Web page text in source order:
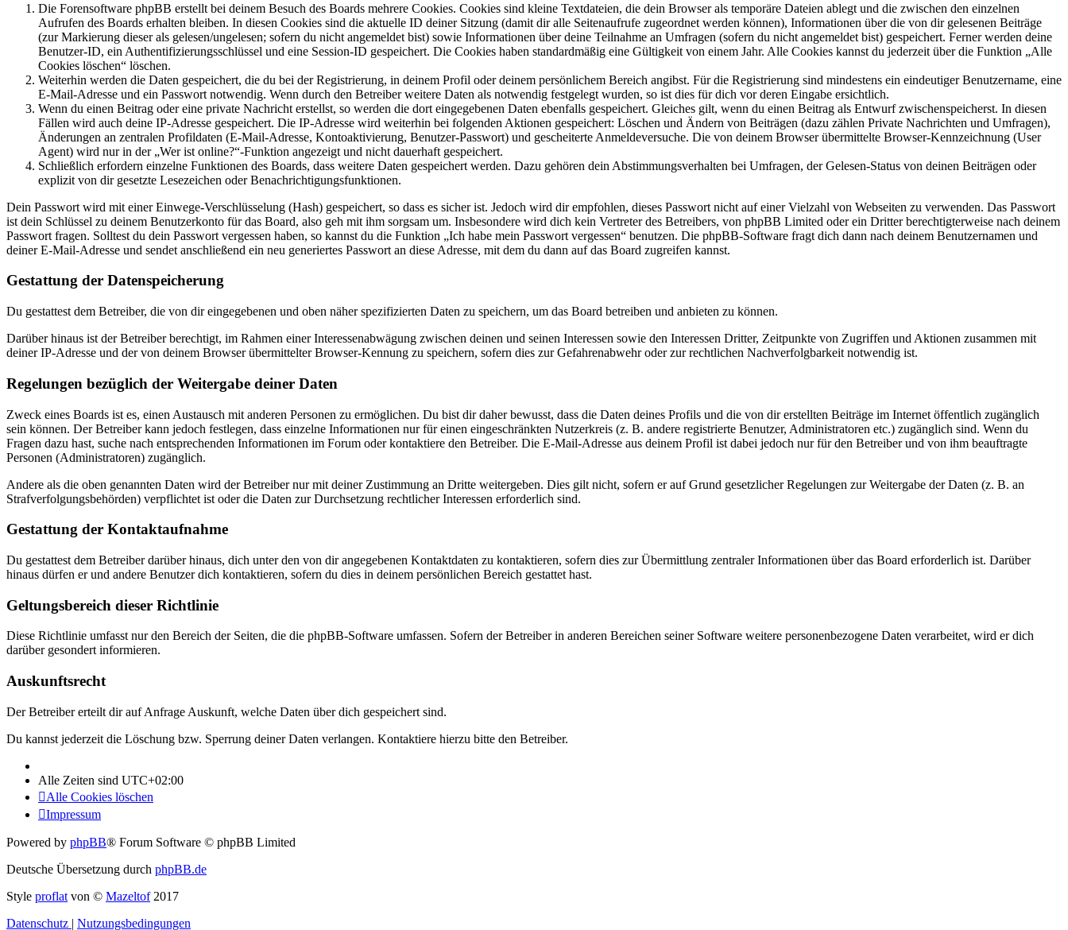
Die Forensoftware phpBB erstellt bei deinem Besuch des Boards mehrere Cookies. Cookies sind kleine Textdateien, die dein Browser als temporäre Dateien ablegt und die zwischen den einzelnen
Aufrufen des Boards erhalten bleiben. In diesen Cookies sind die aktuelle ID deiner Sitzung (damit dir alle Seitenaufrufe zugeordnet werden können), Informationen über die von dir gelesenen Beiträge
(zur Markierung dieser als gelesen/ungelesen; sofern du nicht angemeldet bist) sowie Informationen über deine Teilnahme an Umfragen (sofern du nicht angemeldet bist) gespeichert. Ferner werden deine
Benutzer-ID, ein Authentifizierungsschlüssel und eine Session-ID gespeichert. Die Cookies haben standardmäßig eine Gültigkeit von einem Jahr. Alle Cookies kannst du jederzeit über die Funktion „Alle
Cookies löschen“ löschen.
Weiterhin werden die Daten gespeichert, die du bei der Registrierung, in deinem Profil oder deinem persönlichem Bereich angibst. Für die Registrierung sind mindestens ein eindeutiger Benutzername, eine
E-Mail-Adresse und ein Passwort notwendig. Wenn durch den Betreiber weitere Daten als notwendig festgelegt wurden, so ist dies für dich vor deren Eingabe ersichtlich.
Wenn du einen Beitrag oder eine private Nachricht erstellst, so werden die dort eingegebenen Daten ebenfalls gespeichert. Gleiches gilt, wenn du einen Beitrag als Entwurf zwischenspeicherst. In diesen
Fällen wird auch deine IP-Adresse gespeichert. Die IP-Adresse wird weiterhin bei folgenden Aktionen gespeichert: Löschen und Ändern von Beiträgen (dazu zählen Private Nachrichten und Umfragen),
Änderungen an zentralen Profildaten (E-Mail-Adresse, Kontoaktivierung, Benutzer-Passwort) und gescheiterte Anmeldeversuche. Die von deinem Browser übermittelte Browser-Kennzeichnung (User
Agent) wird nur in der „Wer ist online?“-Funktion angezeigt und nicht dauerhaft gespeichert.
Schließlich erfordern einzelne Funktionen des Boards, dass weitere Daten gespeichert werden. Dazu gehören dein Abstimmungsverhalten bei Umfragen, der Gelesen-Status von deinen Beiträgen oder
explizit von dir gesetzte Lesezeichen oder Benachrichtigungsfunktionen.
Dein Passwort wird mit einer Einwege-Verschlüsselung (Hash) gespeichert, so dass es sicher ist. Jedoch wird dir empfohlen, dieses Passwort nicht auf einer Vielzahl von Webseiten zu verwenden. Das Passwort
ist dein Schlüssel zu deinem Benutzerkonto für das Board, also geh mit ihm sorgsam um. Insbesondere wird dich kein Vertreter des Betreibers, von phpBB Limited oder ein Dritter berechtigterweise nach deinem
Passwort fragen. Solltest du dein Passwort vergessen haben, so kannst du die Funktion „Ich habe mein Passwort vergessen“ benutzen. Die phpBB-Software fragt dich dann nach deinem Benutzernamen und
deiner E-Mail-Adresse und sendet anschließend ein neu generiertes Passwort an diese Adresse, mit dem du dann auf das Board zugreifen kannst.
Gestattung der Datenspeicherung
Du gestattest dem Betreiber, die von dir eingegebenen und oben näher spezifizierten Daten zu speichern, um das Board betreiben und anbieten zu können.
Darüber hinaus ist der Betreiber berechtigt, im Rahmen einer Interessenabwägung zwischen deinen und seinen Interessen sowie den Interessen Dritter, Zeitpunkte von Zugriffen und Aktionen zusammen mit
deiner IP-Adresse und der von deinem Browser übermittelter Browser-Kennung zu speichern, sofern dies zur Gefahrenabwehr oder zur rechtlichen Nachverfolgbarkeit notwendig ist.
Regelungen bezüglich der Weitergabe deiner Daten
Zweck eines Boards ist es, einen Austausch mit anderen Personen zu ermöglichen. Du bist dir daher bewusst, dass die Daten deines Profils und die von dir erstellten Beiträge im Internet öffentlich zugänglich
sein können. Der Betreiber kann jedoch festlegen, dass einzelne Informationen nur für einen eingeschränkten Nutzerkreis (z. B. andere registrierte Benutzer, Administratoren etc.) zugänglich sind. Wenn du
Fragen dazu hast, suche nach entsprechenden Informationen im Forum oder kontaktiere den Betreiber. Die E-Mail-Adresse aus deinem Profil ist dabei jedoch nur für den Betreiber und von ihm beauftragte
Personen (Administratoren) zugänglich.
Andere als die oben genannten Daten wird der Betreiber nur mit deiner Zustimmung an Dritte weitergeben. Dies gilt nicht, sofern er auf Grund gesetzlicher Regelungen zur Weitergabe der Daten (z. B. an
Strafverfolgungsbehörden) verpflichtet ist oder die Daten zur Durchsetzung rechtlicher Interessen erforderlich sind.
Gestattung der Kontaktaufnahme
Du gestattest dem Betreiber darüber hinaus, dich unter den von dir angegebenen Kontaktdaten zu kontaktieren, sofern dies zur Übermittlung zentraler Informationen über das Board erforderlich ist. Darüber
hinaus dürfen er und andere Benutzer dich kontaktieren, sofern du dies in deinem persönlichen Bereich gestattet hast.
Geltungsbereich dieser Richtlinie
Diese Richtlinie umfasst nur den Bereich der Seiten, die die phpBB-Software umfassen. Sofern der Betreiber in anderen Bereichen seiner Software weitere personenbezogene Daten verarbeitet, wird er dich
darüber gesondert informieren.
Auskunftsrecht
Der Betreiber erteilt dir auf Anfrage Auskunft, welche Daten über dich gespeichert sind.
Du kannst jederzeit die Löschung bzw. Sperrung deiner Daten verlangen. Kontaktiere hierzu bitte den Betreiber.
Alle Zeiten sind UTC+02:00
Alle Cookies löschen
Impressum
Powered by phpBB® Forum Software © phpBB Limited
Deutsche Übersetzung durch phpBB.de
Style proflat von © Mazeltof2017
Datenschutz | Nutzungsbedingungen